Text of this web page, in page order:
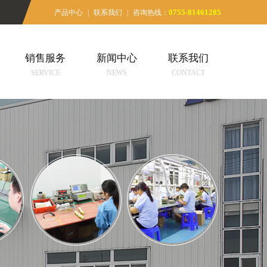
产品中心 联系我们 咨询热线： 0755-81461285
销售服务
SERVICE
新闻中心
NEWS
联系我们
CONTACT